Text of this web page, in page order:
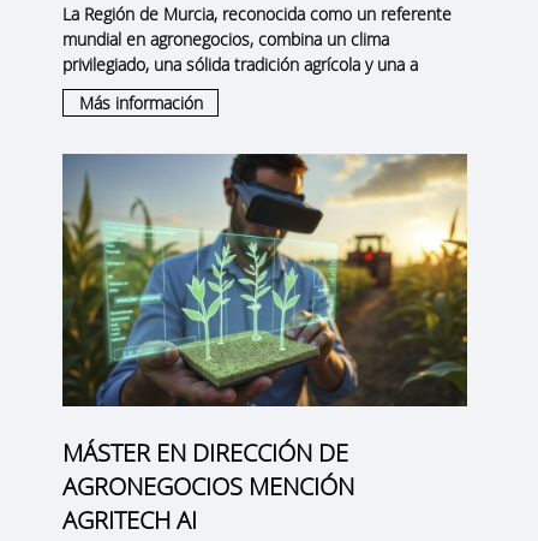
La Región de Murcia, reconocida como un referente
mundial en agronegocios, combina un clima
privilegiado, una sólida tradición agrícola y una a
Más información
MÁSTER EN DIRECCIÓN DE
AGRONEGOCIOS MENCIÓN
AGRITECH AI